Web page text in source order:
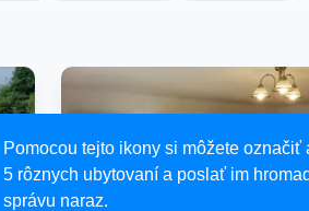
Pomocou tejto ikony si môžete označiť
5 rôznych ubytovaní a poslať im
správu naraz.